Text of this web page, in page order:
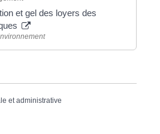
et gel des loyers des
et administrative